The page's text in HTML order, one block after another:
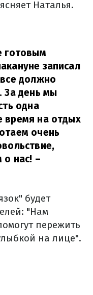
Наталья.
готовым
записал
должно
За день мы
одна
время на отдых
очень
о нас! –
будет
"Нам
пережить
на лице".